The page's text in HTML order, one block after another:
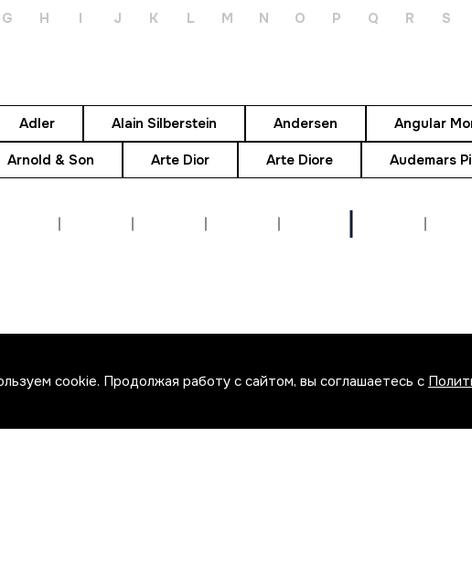
G H I J K L M N O P Q R S
Adler Alain Silberstein Andersen Angular
Arnold & Son Arte Dior Arte Diore Audemars
УКРАШЕНИЯ
ЧАСЫ НА
ЗАКАЗ
пн.-пт.: 11:00 — 19:00
cookie. Продолжая работу с сайтом, вы соглашаетесь с